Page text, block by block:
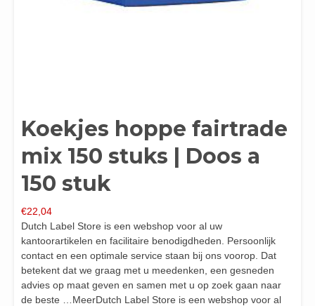
Koekjes hoppe fairtrade
mix 150 stuks | Doos a
150 stuk
€22,04
Dutch Label Store is een webshop voor al uw
kantoorartikelen en facilitaire benodigdheden. Persoonlijk
contact en een optimale service staan bij ons voorop. Dat
betekent dat we graag met u meedenken, een gesneden
advies op maat geven en samen met u op zoek gaan naar
de beste …MeerDutch Label Store is een webshop voor al